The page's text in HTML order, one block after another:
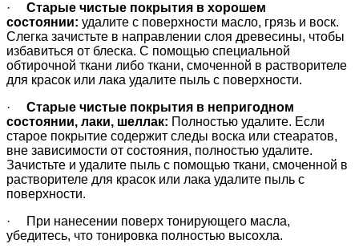
· Старые чистые покрытия в хорошем
состоянии: удалите с поверхности масло, грязь и воск.
Слегка зачистьте в направлении слоя древесины, чтобы
избавиться от блеска. С помощью специальной
обтирочной ткани либо ткани, смоченной в растворителе
для красок или лака удалите пыль с поверхности.
· Старые чистые покрытия в непригодном
состоянии, лаки, шеллак: Полностью удалите. Если
старое покрытие содержит следы воска или стеаратов,
вне зависимости от состояния, полностью удалите.
Зачистьте и удалите пыль с помощью ткани, смоченной в
растворителе для красок или лака удалите пыль с
поверхности.
· При нанесении поверх тонирующего масла,
убедитесь, что тонировка полностью высохла.